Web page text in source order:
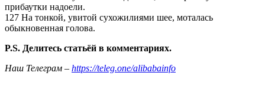
прибаутки надоели.
127 На тонкой, увитой сухожилиями шее, моталась
обыкновенная голова.
P.S. Делитесь статьёй в комментариях.
Наш Телеграм – https://teleg.one/alibabainfo